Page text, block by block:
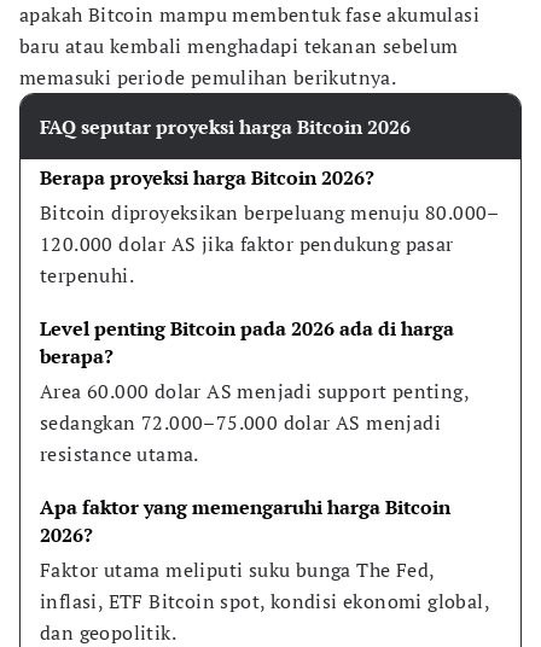
apakah Bitcoin mampu membentuk fase akumulasi
baru atau kembali menghadapi tekanan sebelum
memasuki periode pemulihan berikutnya.
FAQ seputar proyeksi harga Bitcoin 2026
Berapa proyeksi harga Bitcoin 2026?
Bitcoin diproyeksikan berpeluang menuju 80.000–
120.000 dolar AS jika faktor pendukung pasar
terpenuhi.
Level penting Bitcoin pada 2026 ada di harga
berapa?
Area 60.000 dolar AS menjadi support penting,
sedangkan 72.000–75.000 dolar AS menjadi
resistance utama.
Apa faktor yang memengaruhi harga Bitcoin
2026?
Faktor utama meliputi suku bunga The Fed,
inflasi, ETF Bitcoin spot, kondisi ekonomi global,
dan geopolitik.